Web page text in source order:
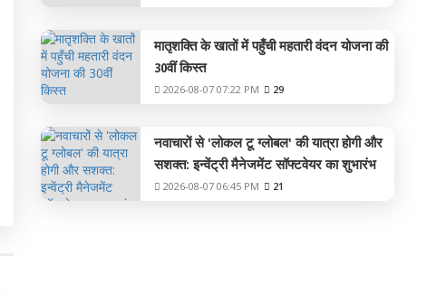
मातृशक्ति के खातों में पहुँची महतारी वंदन योजना की
30वीं किस्त
2026-08-07 07:22 PM 29
नवाचारों से 'लोकल टू ग्लोबल' की यात्रा होगी और
सशक्त: इन्वेंट्री मैनेजमेंट सॉफ्टवेयर का शुभारंभ
2026-08-07 06:45 PM 21